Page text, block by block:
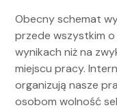
Obecny schemat
przede wszystkim
wynikach niż na
miejscu pracy.
organizują nasze
osobom wolność